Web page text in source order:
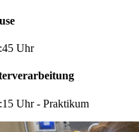
Uhr
Uhr - Praktikum